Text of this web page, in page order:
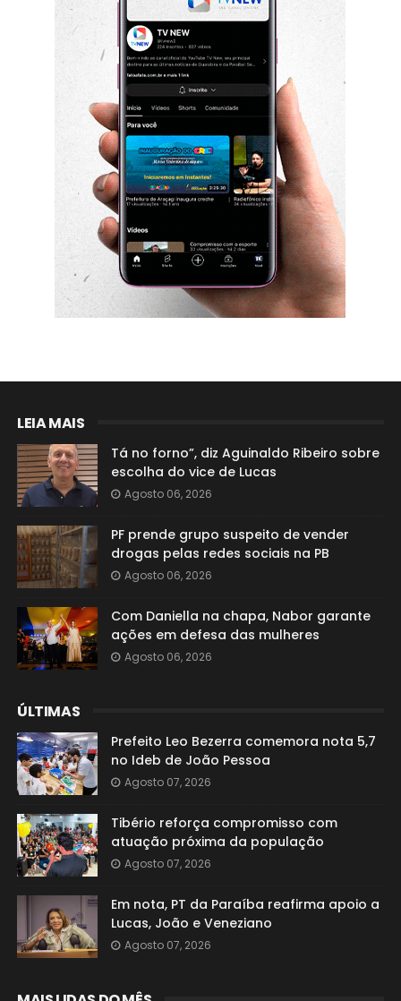
LEIA MAIS
Tá no forno”, diz Aguinaldo Ribeiro sobre
escolha do vice de Lucas
Agosto 06, 2026
PF prende grupo suspeito de vender
drogas pelas redes sociais na PB
Agosto 06, 2026
Com Daniella na chapa, Nabor garante
ações em defesa das mulheres
Agosto 06, 2026
ÚLTIMAS
Prefeito Leo Bezerra comemora nota 5,7
no Ideb de João Pessoa
Agosto 07, 2026
Tibério reforça compromisso com
atuação próxima da população
Agosto 07, 2026
Em nota, PT da Paraíba reafirma apoio a
Lucas, João e Veneziano
Agosto 07, 2026